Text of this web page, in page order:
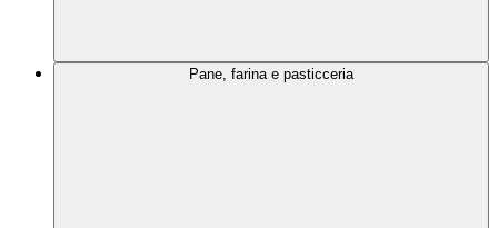
Pane, farina e pasticceria